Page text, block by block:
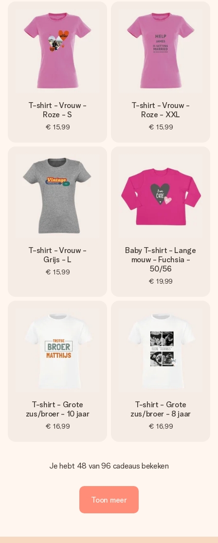
T-shirt - Vrouw -
Roze - S
€ 15,99
T-shirt - Vrouw -
Roze - XXL
€ 15,99
T-shirt - Vrouw -
Grijs - L
€ 15,99
Baby T-shirt - Lange
mouw - Fuchsia -
50/56
€ 19,99
T-shirt - Grote
zus/broer - 10 jaar
€ 16,99
T-shirt - Grote
zus/broer - 8 jaar
€ 16,99
Je hebt 48 van 96 cadeaus bekeken
Toon meer